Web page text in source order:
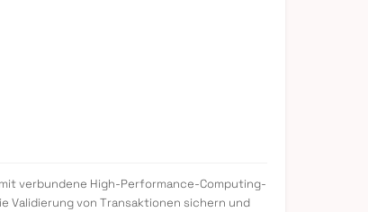
verbundene High-Performance-Computing-
von Transaktionen sichern und